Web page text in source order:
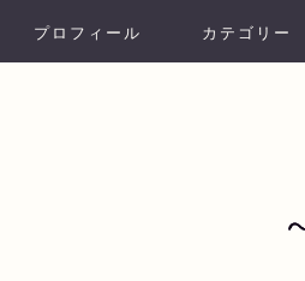
プロフィール カテゴリー